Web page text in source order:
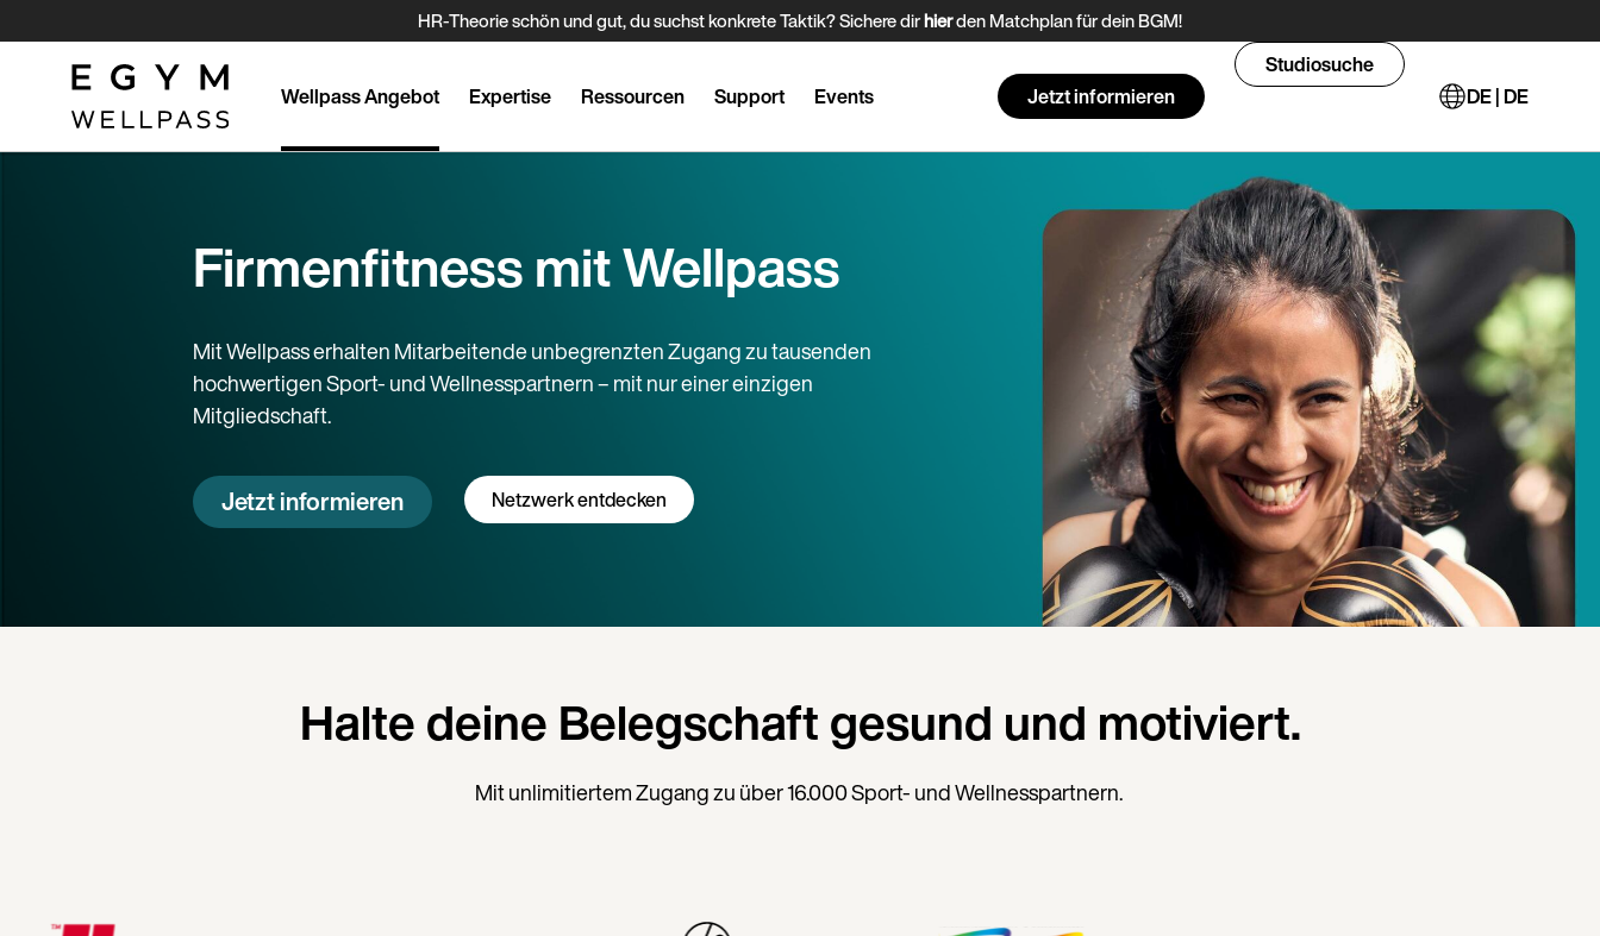
Inhalt
HR-Theorie schön und gut, du suchst konkrete Taktik? Sichere dirhierden Matchplan für dein BGM!
Wellpass Angebot Expertise Ressourcen Support Events Jetzt informieren
Studiosuche
DE | DE
Firmenfitness mit Wellpass
Mit Wellpass erhalten Mitarbeitende unbegrenzten Zugang zu tausenden
hochwertigen Sport- und Wellnesspartnern – mit nur einer einzigen
Mitgliedschaft.
Jetzt informieren Netzwerk entdecken
Halte deine Belegschaft gesund und motiviert.
Mit unlimitiertem Zugang zu über 16.000 Sport- und Wellnesspartnern.